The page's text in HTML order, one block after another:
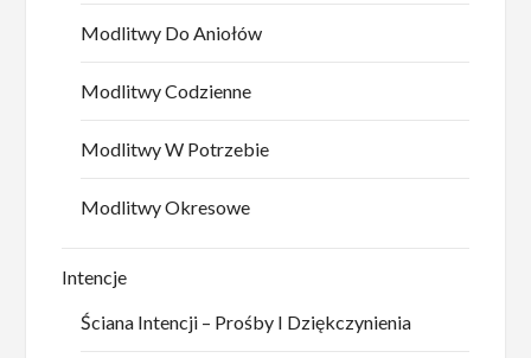
Modlitwy Do Aniołów
Modlitwy Codzienne
Modlitwy W Potrzebie
Modlitwy Okresowe
Intencje
Ściana Intencji – Prośby I Dziękczynienia